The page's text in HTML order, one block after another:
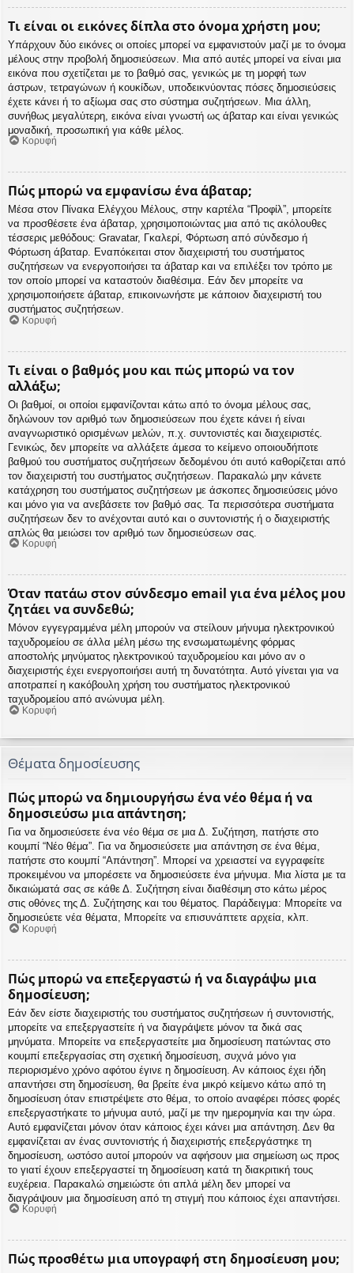
Τι είναι οι εικόνες δίπλα στο όνομα χρήστη μου;
Υπάρχουν δύο εικόνες οι οποίες μπορεί να εμφανιστούν μαζί με το όνομα
μέλους στην προβολή δημοσιεύσεων. Μια από αυτές μπορεί να είναι μια
εικόνα που σχετίζεται με το βαθμό σας, γενικώς με τη μορφή των
άστρων, τετραγώνων ή κουκίδων, υποδεικνύοντας πόσες δημοσιεύσεις
έχετε κάνει ή το αξίωμα σας στο σύστημα συζητήσεων. Μια άλλη,
συνήθως μεγαλύτερη, εικόνα είναι γνωστή ως άβαταρ και είναι γενικώς
μοναδική, προσωπική για κάθε μέλος.
Κορυφή
Πώς μπορώ να εμφανίσω ένα άβαταρ;
Μέσα στον Πίνακα Ελέγχου Μέλους, στην καρτέλα “Προφίλ”, μπορείτε
να προσθέσετε ένα άβαταρ, χρησιμοποιώντας μια από τις ακόλουθες
τέσσερις μεθόδους: Gravatar, Γκαλερί, Φόρτωση από σύνδεσμο ή
Φόρτωση άβαταρ. Εναπόκειται στον διαχειριστή του συστήματος
συζητήσεων να ενεργοποιήσει τα άβαταρ και να επιλέξει τον τρόπο με
τον οποίο μπορεί να καταστούν διαθέσιμα. Εάν δεν μπορείτε να
χρησιμοποιήσετε άβαταρ, επικοινωνήστε με κάποιον διαχειριστή του
συστήματος συζητήσεων.
Κορυφή
Τι είναι ο βαθμός μου και πώς μπορώ να τον
αλλάξω;
Οι βαθμοί, οι οποίοι εμφανίζονται κάτω από το όνομα μέλους σας,
δηλώνουν τον αριθμό των δημοσιεύσεων που έχετε κάνει ή είναι
αναγνωριστικό ορισμένων μελών, π.χ. συντονιστές και διαχειριστές.
Γενικώς, δεν μπορείτε να αλλάξετε άμεσα το κείμενο οποιουδήποτε
βαθμού του συστήματος συζητήσεων δεδομένου ότι αυτό καθορίζεται από
τον διαχειριστή του συστήματος συζητήσεων. Παρακαλώ μην κάνετε
κατάχρηση του συστήματος συζητήσεων με άσκοπες δημοσιεύσεις μόνο
και μόνο για να ανεβάσετε τον βαθμό σας. Τα περισσότερα συστήματα
συζητήσεων δεν το ανέχονται αυτό και ο συντονιστής ή ο διαχειριστής
απλώς θα μειώσει τον αριθμό των δημοσιεύσεων σας.
Κορυφή
Όταν πατάω στον σύνδεσμο email για ένα μέλος μου
ζητάει να συνδεθώ;
Μόνον εγγεγραμμένα μέλη μπορούν να στείλουν μήνυμα ηλεκτρονικού
ταχυδρομείου σε άλλα μέλη μέσω της ενσωματωμένης φόρμας
αποστολής μηνύματος ηλεκτρονικού ταχυδρομείου και μόνο αν ο
διαχειριστής έχει ενεργοποιήσει αυτή τη δυνατότητα. Αυτό γίνεται για να
αποτραπεί η κακόβουλη χρήση του συστήματος ηλεκτρονικού
ταχυδρομείου από ανώνυμα μέλη.
Κορυφή
Θέματα δημοσίευσης
Πώς μπορώ να δημιουργήσω ένα νέο θέμα ή να
δημοσιεύσω μια απάντηση;
Για να δημοσιεύσετε ένα νέο θέμα σε μια Δ. Συζήτηση, πατήστε στο
κουμπί “Νέο θέμα”. Για να δημοσιεύσετε μια απάντηση σε ένα θέμα,
πατήστε στο κουμπί “Απάντηση”. Μπορεί να χρειαστεί να εγγραφείτε
προκειμένου να μπορέσετε να δημοσιεύσετε ένα μήνυμα. Μια λίστα με τα
δικαιώματά σας σε κάθε Δ. Συζήτηση είναι διαθέσιμη στο κάτω μέρος
στις οθόνες της Δ. Συζήτησης και του θέματος. Παράδειγμα: Μπορείτε να
δημοσιεύετε νέα θέματα, Μπορείτε να επισυνάπτετε αρχεία, κλπ.
Κορυφή
Πώς μπορώ να επεξεργαστώ ή να διαγράψω μια
δημοσίευση;
Εάν δεν είστε διαχειριστής του συστήματος συζητήσεων ή συντονιστής,
μπορείτε να επεξεργαστείτε ή να διαγράψετε μόνον τα δικά σας
μηνύματα. Μπορείτε να επεξεργαστείτε μια δημοσίευση πατώντας στο
κουμπί επεξεργασίας στη σχετική δημοσίευση, συχνά μόνο για
περιορισμένο χρόνο αφότου έγινε η δημοσίευση. Αν κάποιος έχει ήδη
απαντήσει στη δημοσίευση, θα βρείτε ένα μικρό κείμενο κάτω από τη
δημοσίευση όταν επιστρέψετε στο θέμα, το οποίο αναφέρει πόσες φορές
επεξεργαστήκατε το μήνυμα αυτό, μαζί με την ημερομηνία και την ώρα.
Αυτό εμφανίζεται μόνον όταν κάποιος έχει κάνει μια απάντηση. Δεν θα
εμφανίζεται αν ένας συντονιστής ή διαχειριστής επεξεργάστηκε τη
δημοσίευση, ωστόσο αυτοί μπορούν να αφήσουν μια σημείωση ως προς
το γιατί έχουν επεξεργαστεί τη δημοσίευση κατά τη διακριτική τους
ευχέρεια. Παρακαλώ σημειώστε ότι απλά μέλη δεν μπορεί να
διαγράψουν μια δημοσίευση από τη στιγμή που κάποιος έχει απαντήσει.
Κορυφή
Πώς προσθέτω μια υπογραφή στη δημοσίευση μου;